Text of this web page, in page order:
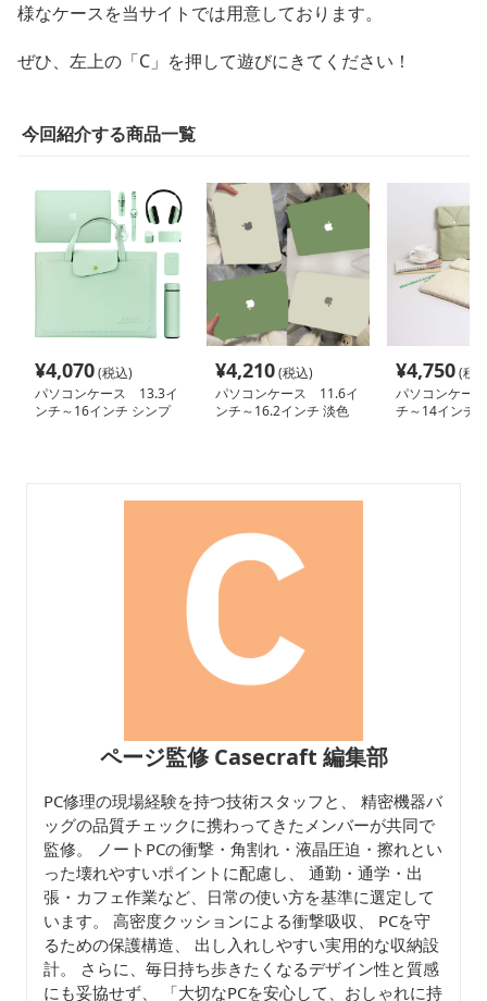
様なケースを当サイトでは用意しております。
ぜひ、左上の「C」を押して遊びにきてください！
今回紹介する商品一覧
¥4,070(税込)
パソコンケース 13.3イ
ンチ～16インチ シンプ
¥4,210(税込)
パソコンケース 11.6イ
ンチ～16.2インチ 淡色
¥4,750(税
パソコンケー
チ～14インチ
ページ監修 Casecraft 編集部
PC修理の現場経験を持つ技術スタッフと、 精密機器バ
ッグの品質チェックに携わってきたメンバーが共同で
監修。 ノートPCの衝撃・角割れ・液晶圧迫・擦れとい
った壊れやすいポイントに配慮し、 通勤・通学・出
張・カフェ作業など、日常の使い方を基準に選定して
います。 高密度クッションによる衝撃吸収、 PCを守
るための保護構造、 出し入れしやすい実用的な収納設
計。 さらに、毎日持ち歩きたくなるデザイン性と質感
にも妥協せず、 「大切なPCを安心して、おしゃれに持